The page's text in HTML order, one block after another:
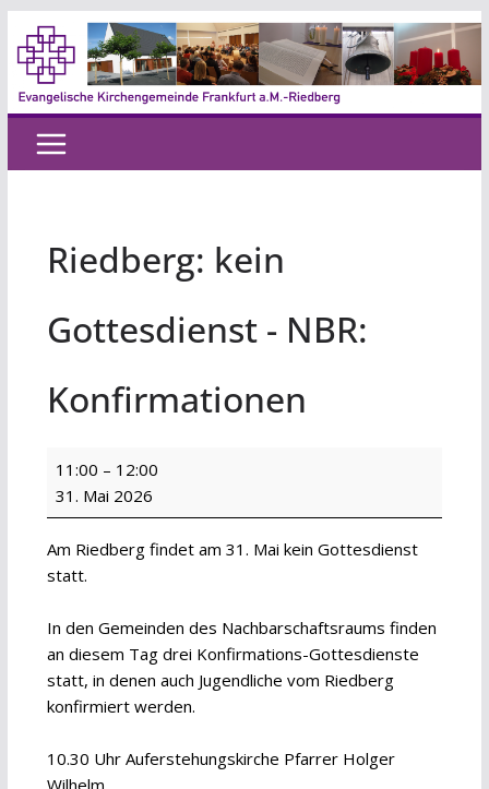
Zum
Inhalt
springen
Riedberg: kein
Gottesdienst - NBR:
Konfirmationen
11:00 – 12:00
31. Mai 2026
Am Riedberg findet am 31. Mai kein Gottesdienst
statt.
In den Gemeinden des Nachbarschaftsraums finden
an diesem Tag drei Konfirmations-Gottesdienste
statt, in denen auch Jugendliche vom Riedberg
konfirmiert werden.
10.30 Uhr Auferstehungskirche Pfarrer Holger
Wilhelm